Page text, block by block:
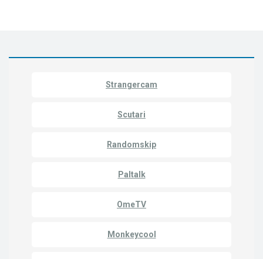
Strangercam
Scutari
Randomskip
Paltalk
OmeTV
Monkeycool